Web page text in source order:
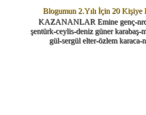
Blogumun 2.Yılı İçin 20 Kişiye
KAZANANLAR Emine genç-
şentürk-ceylis-deniz güner karabaş-
gül-sergül elter-özlem karaca-